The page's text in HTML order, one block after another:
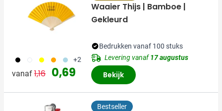
001 002 006 007 018 +2
vanaf Normale prijs
1,16 Speciale prijs
0,69
Waaier Thijs | Bamboe |
Gekleurd
Bedrukken vanaf 100 stuks
Levering vanaf17 augustus
Bekijk
Bestseller